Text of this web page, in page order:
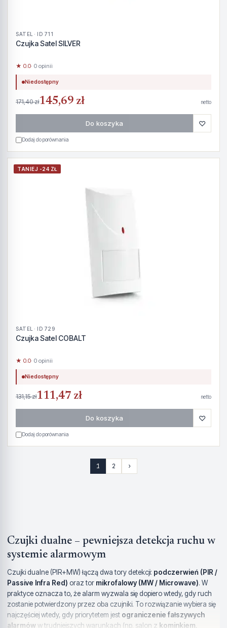
SATEL · ID 711
Czujka Satel SILVER
★ 0.0· 0 opinii
Niedostępny
171,40 zł145,69 zł netto
Do koszyka ♡
Dodaj do porównania
TANIEJ -24 ZŁ
SATEL · ID 729
Czujka Satel COBALT
★ 0.0· 0 opinii
Niedostępny
131,15 zł111,47 zł netto
Do koszyka ♡
Dodaj do porównania
1 2 ›
Czujki dualne – pewniejsza detekcja ruchu w
systemie alarmowym
Czujki dualne (PIR+MW) łączą dwa tory detekcji: podczerwień (PIR /
Passive Infra Red) oraz tor mikrofalowy (MW / Microwave). W
praktyce oznacza to, że alarm wyzwala się dopiero wtedy, gdy ruch
zostanie potwierdzony przez oba czujniki. To rozwiązanie wybiera się
najczęściej wtedy, gdy priorytetem jest ograniczenie fałszywych
alarmóww trudniejszych warunkach (np. salon z kominkiem,